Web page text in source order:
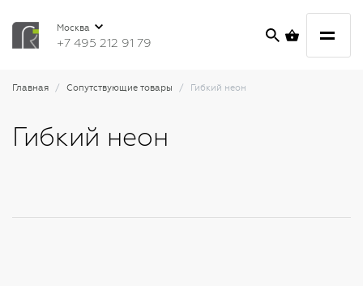
Москва
+7 495 212 91 79
Главная Сопутствующие товары Гибкий неон
Гибкий неон